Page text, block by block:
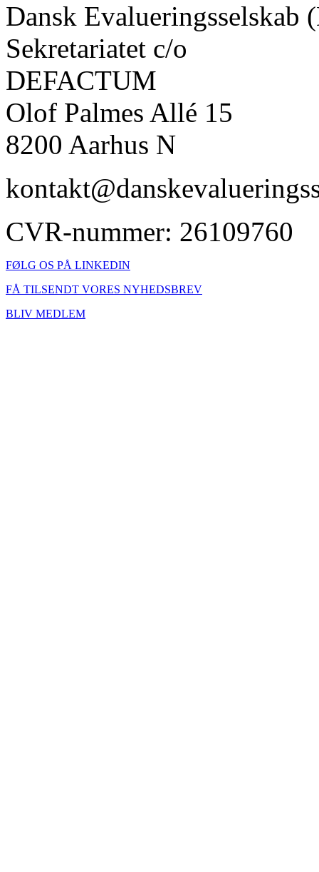
Dansk Evalueringsselskab
Sekretariatet c/o
DEFACTUM
Olof Palmes Allé 15
8200 Aarhus N
CVR-nummer: 26109760
FØLG OS PÅ LINKEDIN
FÅ TILSENDT VORES NYHEDSBREV
BLIV MEDLEM